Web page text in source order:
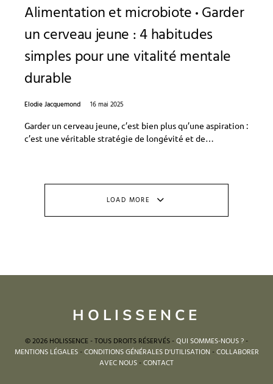
Alimentation et microbiote Garder
un cerveau jeune : 4 habitudes
simples pour une vitalité mentale
durable
Elodie Jacquemond
16 mai 2025
Garder un cerveau jeune, c’est bien plus qu’une aspiration :
c’est une véritable stratégie de longévité et de…
LOAD MORE
HOLISSENCE
© 2026 HOLISSENCE - TOUS DROITS RÉSERVÉS -QUI SOMMES-NOUS ?-
MENTIONS LÉGALES-CONDITIONS GÉNÉRALES D'UTILISATION-COLLABORER
AVEC NOUS-CONTACT